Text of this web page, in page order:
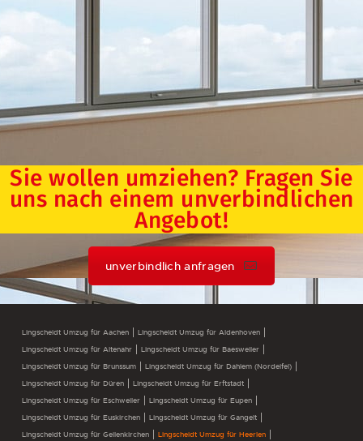
Sie wollen umziehen? Fragen Sie
uns nach einem unverbindlichen
Angebot!
unverbindlich anfragen
Lingscheidt Umzug für Aachen
Lingscheidt Umzug für Aldenhoven
Lingscheidt Umzug für Altenahr
Lingscheidt Umzug für Baesweiler
Lingscheidt Umzug für Brunssum
Lingscheidt Umzug für Dahlem (Nordeifel)
Lingscheidt Umzug für Düren
Lingscheidt Umzug für Erftstadt
Lingscheidt Umzug für Eschweiler
Lingscheidt Umzug für Eupen
Lingscheidt Umzug für Euskirchen
Lingscheidt Umzug für Gangelt
Lingscheidt Umzug für Geilenkirchen
Lingscheidt Umzug für Heerlen